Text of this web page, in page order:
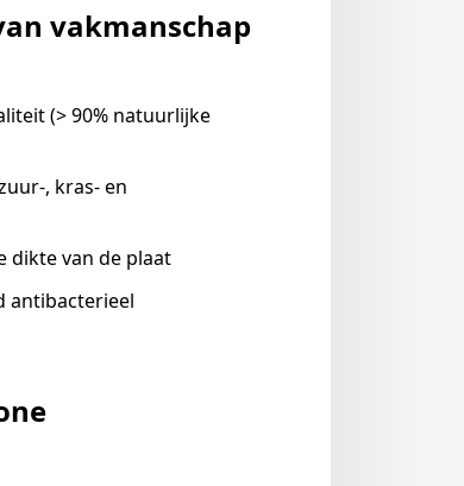
vakmanschap
(> 90% natuurlijke
, kras- en
dikte van de plaat
antibacterieel